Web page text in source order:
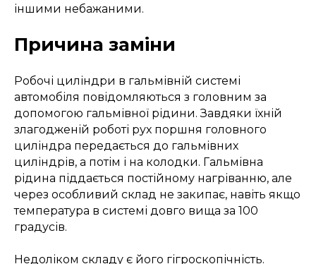
іншими небажаними.
Причина заміни
Робочі циліндри в гальмівній системі
автомобіля повідомляються з головним за
допомогою гальмівної рідини. Завдяки їхній
злагодженій роботі рух поршня головного
циліндра передається до гальмівних
циліндрів, а потім і на колодки. Гальмівна
рідина піддається постійному нагріванню, але
через особливий склад не закипає, навіть якщо
температура в системі довго вища за 100
градусів.
Недоліком складу є його гігроскопічність.